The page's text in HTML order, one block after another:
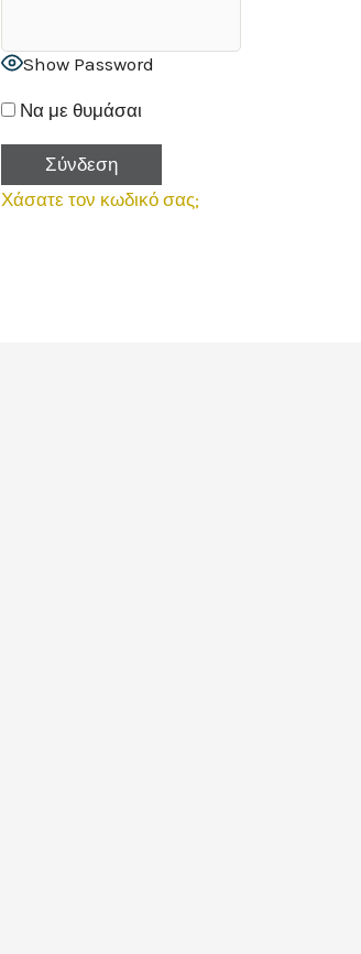
Show Password
Να με θυμάσαι
Χάσατε τον κωδικό σας;